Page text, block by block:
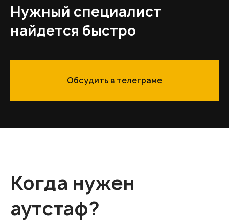
Нужный специалист
найдется быстро
Обсудить в телеграме
Когда нужен
аутстаф?